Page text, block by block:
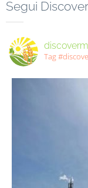
Segui
Tag